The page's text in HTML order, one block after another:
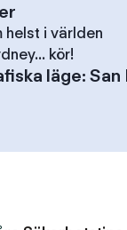
helst i världen
kör!
läge: San